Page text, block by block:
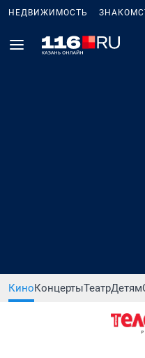
НЕДВИЖИМОСТЬ
КиноКонцертыТеатрДетям